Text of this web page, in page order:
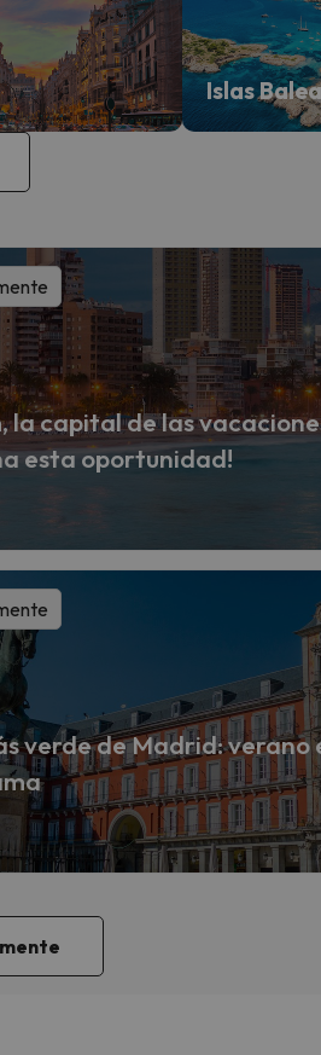
Islas
la capital de las
esta oportunidad!
verde de Madrid: verano